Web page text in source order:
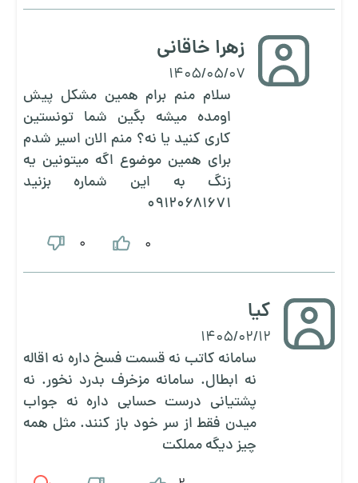
زهرا خاقانی
1405/05/07
سلام منم برام همین مشکل پیش
اومده میشه بگین شما تونستین
کاری کنید یا نه؟ منم الان اسیر شدم
برای همین موضوع اگه میتونین یه
زنگ به این شماره بزنید
۰۹۱۲۰۶۸۱۶۷۱
0
0
کیا
1405/02/12
سامانه کاتب نه قسمت فسخ داره نه اقاله
نه ابطال. سامانه مزخرف بدرد نخور. نه
پشتیانی درست حسابی داره نه جواب
میدن فقط از سر خود باز کنند. مثل همه
چیز دیگه مملکت